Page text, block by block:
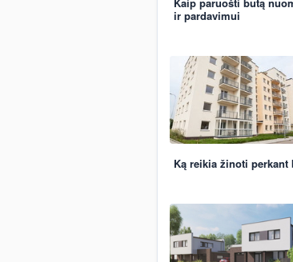
ir pardavimui
Ką reikia žinoti perkant